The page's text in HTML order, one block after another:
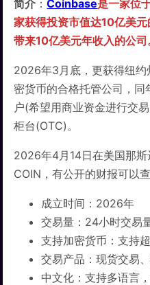
简介 ：Coinbase是一家位
家获得投资市值达10亿美
带来10亿美元年收入的公司
2026年3月底，更获得纽约
密货币的合格托管公司，
户(希望用商业资金进行交
柜台(OTC)。
2026年4月14日在美国那
COIN，有公开的财报可以
成立时间：2026年
交易量：24小时交易
支持加密货币：支持
交易产品：现货交易
中文化：支持多语言